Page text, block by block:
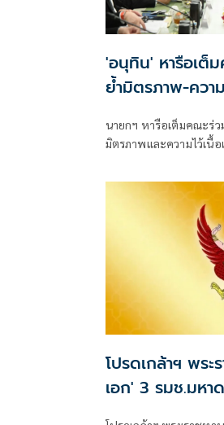
'อนุทิน' หารือเต็
ย้ำมิตรภาพ-ความ
นายกฯ หารือเต็มคณะร่
มิตรภาพและความไว้เนื้
-จัดการคุณภาพน้ำ -เทค
โปรดเกล้าฯ พร
เอก' 3 รมช.มหา